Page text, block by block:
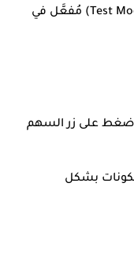
تأكد من أن مفتاح وضع الاختبار (Test Mode) مُفعَّل في
اضغط على زرالسهم
بشكل